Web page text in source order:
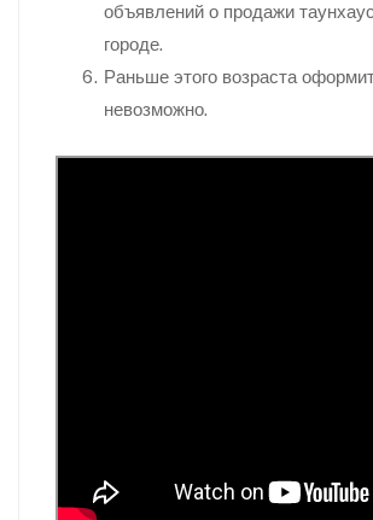
объявлений о продажи
городе.
Раньше этого возраста
невозможно.